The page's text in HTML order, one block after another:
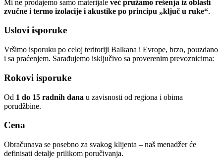
Mi ne prodajemo samo materijale već pružamo rešenja iz oblasti
zvučne i termo izolacije i akustike po principu „ključ u ruke“.
Uslovi isporuke
Vršimo isporuku po celoj teritoriji Balkana i Evrope, brzo, pouzdano
i sa praćenjem. Sarađujemo isključivo sa proverenim prevoznicima:
Rokovi isporuke
Od 1 do 15 radnih dana u zavisnosti od regiona i obima
porudžbine.
Cena
Obračunava se posebno za svakog klijenta – naš menadžer će
definisati detalje prilikom poručivanja.